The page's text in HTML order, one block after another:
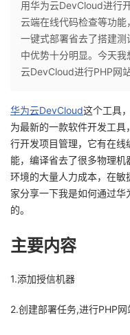
个
人
页
我
开
发
者
的
我
用华为云DevCloud进行
云端在线代码检查等功能
一键式部署省去了搭建
中优势十分明显。今天
云DevCloud进行PHP网
华为云DevCloud这个工具
为最新的一款软件开发工
行开发项目管理，它有在
能，编译省去了很多物理
环境的大量人力成本，在
家分享一下我是如何通过
的。
主要内容
1.添加授信机器
2.创建部署任务,进行PHP